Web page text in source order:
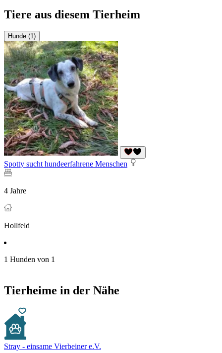
Tiere aus diesem Tierheim
Hunde (1)
Spotty sucht hundeerfahrene Menschen
4 Jahre
Hollfeld
1 Hunden von 1
Tierheime in der Nähe
Stray - einsame Vierbeiner e.V.